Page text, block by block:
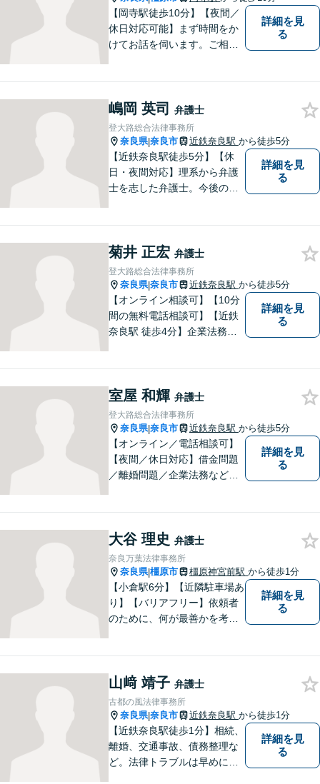
【岡寺駅徒歩10分】【夜間／
休日対応可能】まず時間をか
けてお話を伺います。ご相談
護士】地域密着型のアットホ
ームなリーガルサービスをご
提供させていただきます。
詳細を見
る
嶋岡 英司 弁護士
登大路総合法律事務所
奈良県|奈良市 近鉄奈良駅 から徒歩5分
【近鉄奈良駅徒歩5分】【休
日・夜間対応】理系から弁護
士を志した弁護士。今後の生
無料相談をご利用ください。
【Zoom相談可】
詳細を見
る
菊井 正宏 弁護士
登大路総合法律事務所
奈良県|奈良市 近鉄奈良駅 から徒歩5分
【オンライン相談可】【10分
間の無料電話相談可】【近鉄
奈良駅 徒歩4分】企業法務／
報をご提供します！少しでも
疑問をお持ちの方は、まずご
相談を！
詳細を見
る
室屋 和輝 弁護士
登大路総合法律事務所
奈良県|奈良市 近鉄奈良駅 から徒歩5分
【オンライン／電話相談可】
【夜間／休日対応】借金問題
／離婚問題／企業法務など幅
さまに安心を与えることを目
指します。【地域に根差した
弁護士】まずはお気軽にご相
談ください。
詳細を見
る
大谷 理史 弁護士
奈良万葉法律事務所
奈良県|橿原市 橿原神宮前駅 から徒歩1分
【小倉駅6分】【近隣駐車場あ
り】【バリアフリー】依頼者
のために、何が最善かを考
決策を提案し続けます。 よろ
しくお願いします。
詳細を見
る
山﨑 靖子 弁護士
古都の風法律事務所
奈良県|奈良市 近鉄奈良駅 から徒歩1分
【近鉄奈良駅徒歩1分】相続、
離婚、交通事故、債務整理な
ど。法律トラブルは早めに弁
詳細を見
る